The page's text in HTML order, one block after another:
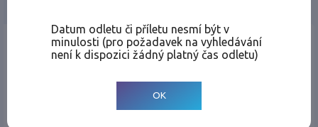
Místo odletu
Datum odletu či příletu nesmí být v
minulosti (pro požadavek na vyhledávání
není k dispozici žádný platný čas odletu)
OK